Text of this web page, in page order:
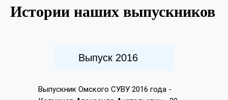
Истории наших выпускников
Выпускник Омского СУВУ 2016 года -
Выпуск 2016